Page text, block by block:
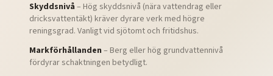
Skyddsnivå – Hög skyddsnivå (nära vattendrag eller
dricksvattentäkt) kräver dyrare verk med högre
reningsgrad. Vanligt vid sjötomt och fritidshus.
Markförhållanden – Berg eller hög grundvattennivå
fördyrar schaktningen betydligt.